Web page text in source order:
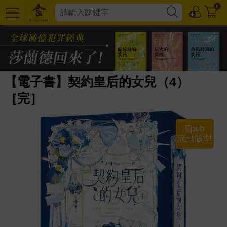
0
【電子書】契約皇后的女兒（4）
［完］
Epub
流動版型